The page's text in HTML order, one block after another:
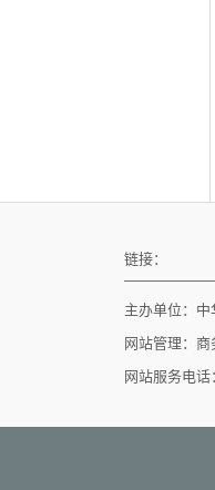
链接：
主办单位：
网站管理：商
网站服务电